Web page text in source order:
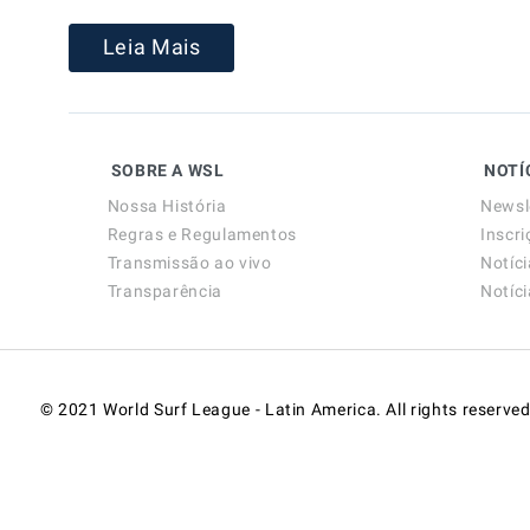
Leia Mais
SOBRE A WSL
Nossa História
Regras e Regulamentos
Transmissão ao vivo
Transparência
© 2021 World Surf League - Latin America. All rights